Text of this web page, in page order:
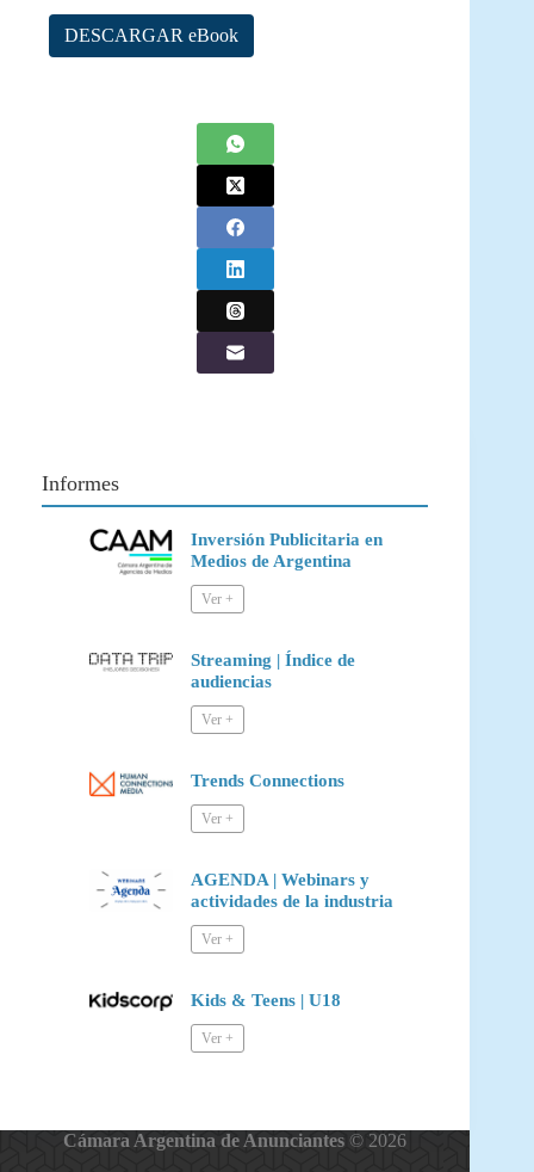
DESCARGAR eBook
Informes
Inversión Publicitaria en
Medios de Argentina
Streaming | Índice de
audiencias
Trends Connections
AGENDA | Webinars y
actividades de la industria
Kids & Teens | U18
Cámara Argentina de Anunciantes © 2026